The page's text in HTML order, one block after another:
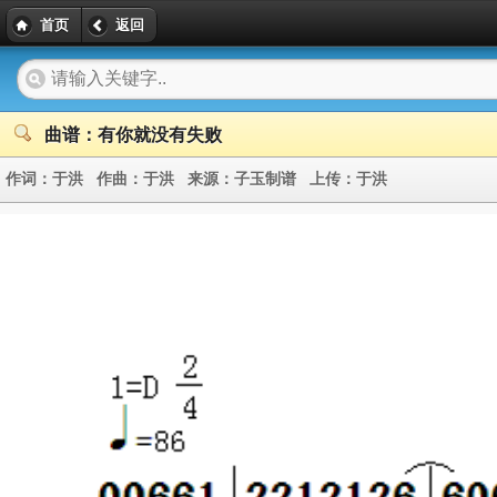
首页 返回
曲谱：有你就没有失败
作词： 于洪 作曲： 于洪 来源： 子玉制谱 上传： 于洪